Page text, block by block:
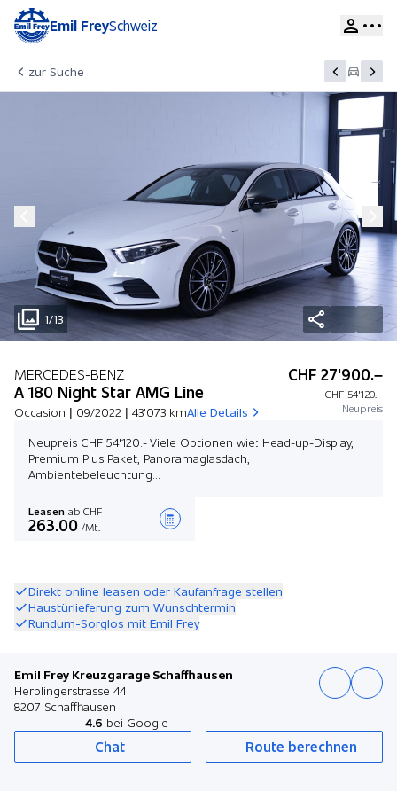
Emil FreySchweiz
zur Suche
1/13
MERCEDES-BENZ
A 180 Night Star AMG Line
Occasion | 09/2022 | 43'073 kmAlle Details
CHF 27'900.–
CHF 54'120.–
Neupreis
Neupreis CHF 54'120.- Viele Optionen wie: Head-up-Display,
Premium Plus Paket, Panoramaglasdach,
Ambientebeleuchtung...
Leasen ab CHF
263.00 /Mt.
Direkt online leasen oder Kaufanfrage stellen
Haustürlieferung zum Wunschtermin
Rundum-Sorglos mit Emil Frey
Emil Frey Kreuzgarage Schaffhausen
Herblingerstrasse 44
8207 Schaffhausen
4.6 bei Google
Chat Route berechnen